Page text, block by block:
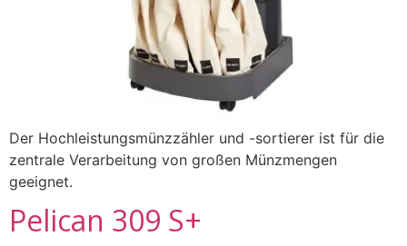
Der Hochleistungsmünzzähler und -sortierer ist für die
zentrale Verarbeitung von großen Münzmengen
geeignet.
Pelican 309 S+